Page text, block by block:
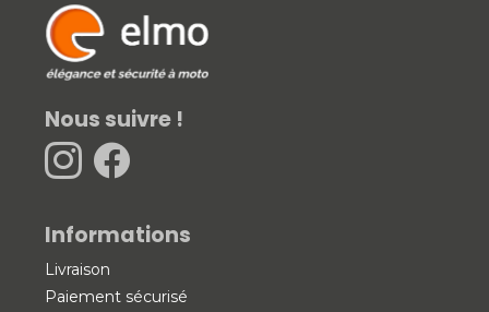
Nous suivre !
Informations
Livraison
Paiement sécurisé